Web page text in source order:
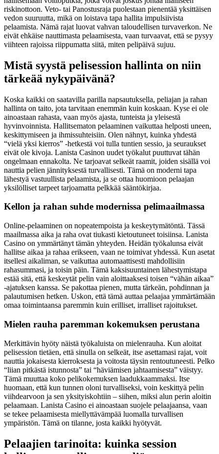
riskinottoon. Veto- tai Panostusraja puolestaan pienentää yksittäisen
vedon suuruutta, mikä on loistava tapa hallita impulsiivista
pelaamista. Nämä rajat luovat vahvan taloudellisen turvaverkon. Ne
eivät ehkäise nauttimasta pelaamisesta, vaan turvaavat, että se pysyy
viihteen rajoissa riippumatta siitä, miten pelipäivä sujuu.
Mistä syystä pelisession hallinta on niin
tärkeää nykypäivänä?
Koska kaikki on saatavilla parilla napsautuksella, peliajan ja rahan
hallinta on taito, jota tarvitaan enemmän kuin koskaan. Kyse ei ole
ainoastaan rahasta, vaan myös ajasta, tunteista ja yleisestä
hyvinvoinnista. Hallitsematon pelaaminen vaikuttaa helposti uneen,
keskittymiseen ja ihmissuhteisiin. Olen nähnyt, kuinka yhdestä
“vielä yksi kierros” -hetkestä voi tulla tuntien sessio, ja seuraukset
eivät ole kivoja. Lanista Casinon uudet työkalut puuttuvat tähän
ongelmaan ennakolta. Ne tarjoavat selkeät raamit, joiden sisällä voi
nauttia pelien jännityksestä turvallisesti. Tämä on moderni tapa
lähestyä vastuullista pelaamista, ja se ottaa huomioon pelaajan
yksilölliset tarpeet tarjoamatta pelkkää sääntökirjaa.
Kellon ja rahan suhde modernissa pelimaailmassa
Online-pelaaminen on nopeatempoista ja keskeytymätöntä. Tässä
maailmassa aika ja raha ovat tiukasti kietoutuneet toisiinsa. Lanista
Casino on ymmärtänyt tämän yhteyden. Heidän työkalunsa eivät
hallitse aikaa ja rahaa erikseen, vaan ne toimivat yhdessä. Kun asetat
itsellesi aikaliman, se vaikuttaa automaattisesti mahdollisiin
rahasummasi, ja toisin päin. Tämä kaksisuuntainen lähestymistapa
estää sitä, että keskeytät pelin vain aloittaaksesi toisen “vähän aikaa”
-ajatuksen kanssa. Se pakottaa pienen, mutta tärkeän, pohdinnan ja
palautumisen hetken. Uskon, että tämä auttaa pelaajaa ymmärtämään
omaa toimintaansa paremmin kuin erilliset, irralliset rajoitukset.
Mielen rauha paremman kokemuksen perustana
Merkittävin hyöty näistä työkaluista on mielenrauha. Kun aloitat
pelisession tietäen, että sinulla on selkeät, itse asettamasi rajat, voit
nauttia jokaisesta kierroksesta ja voitosta täysin rentoutuneesti. Pelko
“liian pitkästä istunnosta” tai “häviämisen jahtaamisesta” väistyy.
Tämä muuttaa koko pelikokemuksen laadukkaammaksi. Itse
huomaan, että kun tunnen oloni turvalliseksi, voin keskittyä pelin
viihdearvoon ja sen yksityiskohtiin – siihen, miksi alun perin aloitin
pelaamaan. Lanista Casino ei ainoastaan suojele pelaajaansa, vaan
se tekee pelaamisesta miellyttävämpää luomalla turvallisen
ympäristön. Tämä on tilanne, josta kaikki hyötyvät.
Pelaajien tarinoita: kuinka session